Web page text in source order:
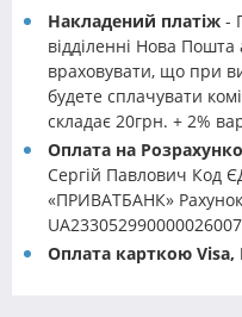
Накладений платіж -
відділенні Нова
враховувати, що при
будете сплачувати
складає 20грн. + 2%
Оплата на
Сергій Павлович Код
«ПРИВАТБАНК»
Оплата карткою Visa,